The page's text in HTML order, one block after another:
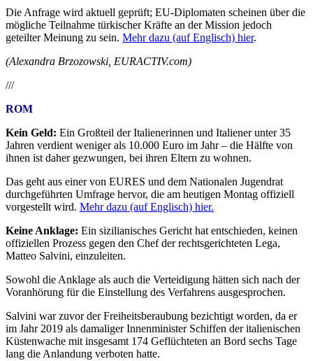
Die Anfrage wird aktuell geprüft; EU-Diplomaten scheinen über die
mögliche Teilnahme türkischer Kräfte an der Mission jedoch
geteilter Meinung zu sein. Mehr dazu (auf Englisch) hier.
(Alexandra Brzozowski, EURACTIV.com)
///
ROM
Kein Geld: Ein Großteil der Italienerinnen und Italiener unter 35
Jahren verdient weniger als 10.000 Euro im Jahr – die Hälfte von
ihnen ist daher gezwungen, bei ihren Eltern zu wohnen.
Das geht aus einer von EURES und dem Nationalen Jugendrat
durchgeführten Umfrage hervor, die am heutigen Montag offiziell
vorgestellt wird. Mehr dazu (auf Englisch) hier.
Keine Anklage: Ein sizilianisches Gericht hat entschieden, keinen
offiziellen Prozess gegen den Chef der rechtsgerichteten Lega,
Matteo Salvini, einzuleiten.
Sowohl die Anklage als auch die Verteidigung hätten sich nach der
Voranhörung für die Einstellung des Verfahrens ausgesprochen.
Salvini war zuvor der Freiheitsberaubung bezichtigt worden, da er
im Jahr 2019 als damaliger Innenminister Schiffen der italienischen
Küstenwache mit insgesamt 174 Geflüchteten an Bord sechs Tage
lang die Anlandung verboten hatte.